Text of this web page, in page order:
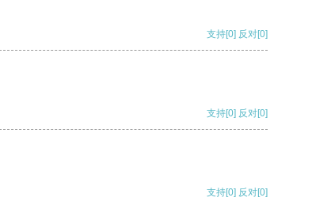
支持[0] 反对[0]
支持[0] 反对[0]
支持[0] 反对[0]